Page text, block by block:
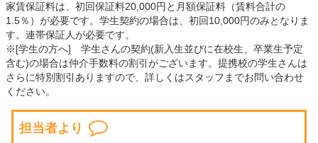
家賃保証料は、初回保証料20,000円と月額保証料（賃料合計の
1.5％）が必要です。学生契約の場合は、初回10,000円のみとなりま
す。連帯保証人が必要です。
※[学生の方へ] 学生さんの契約(新入生並びに在校生、卒業生予定
含む)の場合は仲介手数料の割引がございます。提携校の学生さんは
さらに特別割引ありますので、詳しくはスタッフまでお問い合わせ
ください。
担当者より